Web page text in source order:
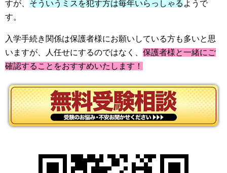
すが、 そういうミスを犯す方は毎年いらっしゃる ようで
す。
入学手続き関係は保護者様にお願いしている方も多いと思
いますが、人任せにするのではなく、 保護者様と一緒にご
確認することをおすすめいたします！